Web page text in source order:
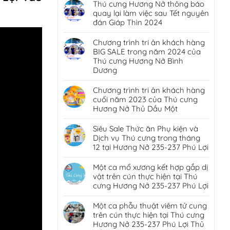
Thú cưng Hương Nở thông báo
quay lại làm việc sau Tết nguyên
đán Giáp Thìn 2024
Chương trình tri ân khách hàng
BIG SALE trong năm 2024 của
Thú cưng Hương Nở Bình
Dương
Chương trình tri ân khách hàng
cuối năm 2023 của Thú cưng
Hương Nở Thủ Dầu Một
Siêu Sale Thức ăn Phụ kiện và
Dịch vụ Thú cưng trong tháng
12 tại Hương Nở 235-237 Phú Lợi
Một ca mổ xương kết hợp gắp dị
vật trên cún thực hiện tại Thú
cưng Hương Nở 235-237 Phú Lợi
Một ca phẫu thuật viêm tử cung
trên cún thực hiện tại Thú cưng
Hương Nở 235-237 Phú Lợi Thủ